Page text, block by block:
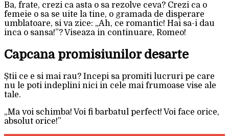
Ba, frate, crezi ca asta o sa rezolve ceva? Crezi ca o
femeie o sa se uite la tine, o gramada de disperare
umblatoare, si va zice: „Ah, ce romantic! Hai sa-i dau
inca o sansa!”? Viseaza in continuare, Romeo!
Capcana promisiunilor desarte
Știi ce e si mai rau? Incepi sa promiti lucruri pe care
nu le poti indeplini nici in cele mai frumoase vise ale
tale.
„Ma voi schimba! Voi fi barbatul perfect! Voi face orice,
absolut orice!”